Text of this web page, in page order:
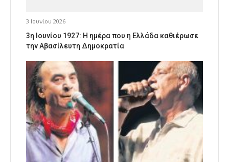
3 Ιουνίου 2026
3η Ιουνίου 1927: Η ημέρα που η Ελλάδα καθιέρωσε
την Αβασίλευτη Δημοκρατία